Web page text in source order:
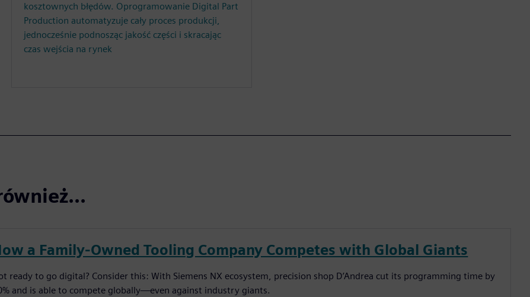
kosztownych błędów. Oprogramowanie Digital Part
Production automatyzuje cały proces produkcji,
jednocześnie podnosząc jakość części i skracając
czas wejścia na rynek
a Family-Owned Tooling Company Competes with Global Giants
ready to go digital? Consider this: With Siemens NX ecosystem, precision shop D’Andrea cut its programming time by
and is able to compete globally—even against industry giants.